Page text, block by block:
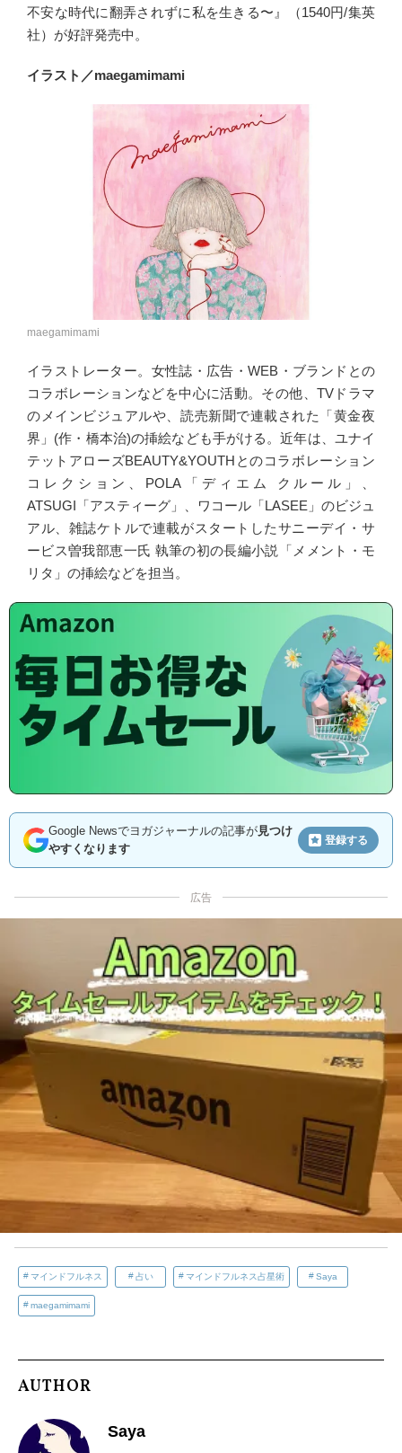
不安な時代に翻弄されずに私を生きる〜』（1540円/集英
社）が好評発売中。
イラスト／maegamimami
maegamimami
イラストレーター。女性誌・広告・WEB・ブランドとの
コラボレーションなどを中心に活動。その他、TVドラマ
のメインビジュアルや、読売新聞で連載された「黄金夜
界」(作・橋本治)の挿絵なども手がける。近年は、ユナイ
テットアローズBEAUTY&YOUTHとのコラボレーション
コレクション、POLA「ディエム クルール」、
ATSUGI「アスティーグ」、ワコール「LASEE」のビジュ
アル、雑誌ケトルで連載がスタートしたサニーデイ・サ
ービス曽我部恵一氏 執筆の初の長編小説「メメント・モ
リタ」の挿絵などを担当。
Google Newsでヨガジャーナルの記事が見つけ
やすくなります
登録する
広告
マインドフルネス 占い マインドフルネス占星術 Saya
maegamimami
AUTHOR
Saya